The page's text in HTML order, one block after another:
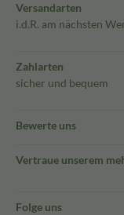
Versandarten
i.d.R. am nächsten
Zahlarten
sicher und bequem
Bewerte uns
Vertraue unserem
Folge uns